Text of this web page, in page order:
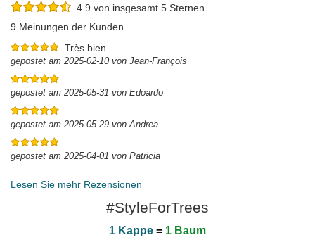
4.9 von insgesamt 5 Sternen
9 Meinungen der Kunden
Très bien
gepostet am 2025-02-10 von Jean-François
gepostet am 2025-05-31 von Edoardo
gepostet am 2025-05-29 von Andrea
gepostet am 2025-04-01 von Patricia
Lesen Sie mehr Rezensionen
#StyleForTrees
1 Kappe = 1 Baum